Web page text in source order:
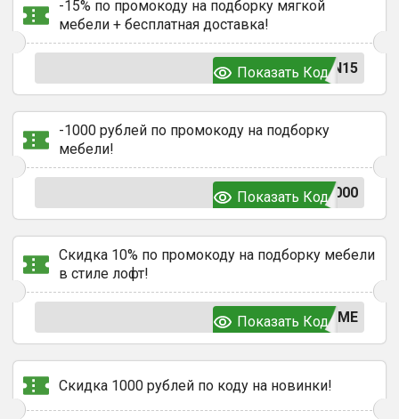
-15% по промокоду на подборку мягкой
мебели + бесплатная доставка!
N15
Показать Код
-1000 рублей по промокоду на подборку
мебели!
000
Показать Код
Скидка 10% по промокоду на подборку мебели
в стиле лофт!
OME
Показать Код
Скидка 1000 рублей по коду на новинки!